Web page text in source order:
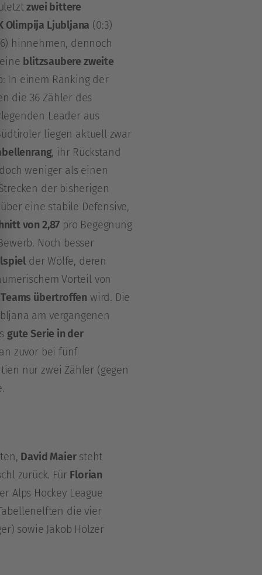
zwei bittere
Olimpija Ljubljana (0:3)
hinnehmen, dennoch
blitzsaubere zweite
In einem Ranking der
die 36 Zähler des
Leader aus
liegen aktuell zwar
, ihr Rückstand
weniger als einen
der bisherigen
eine stabile Defensive,
von 2,87 pro Begegnung
Noch besser
der Wölfe, deren
Vorteil von
übertroffen wird. Die
am vergangenen
gute Serie in der
zuvor bei fünf
nur zwei Zähler (gegen
David Maiersteht
zurück. Für Florian
Alps Hockey League
die vier
sowie Jakob Holzer